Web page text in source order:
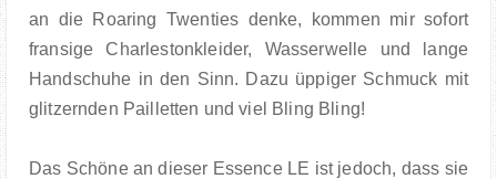
an die Roaring Twenties denke, kommen mir sofort
fransige Charlestonkleider, Wasserwelle und lange
Handschuhe in den Sinn. Dazu üppiger Schmuck mit
glitzernden Pailletten und viel Bling Bling!
Das Schöne an dieser Essence LE ist jedoch, dass sie